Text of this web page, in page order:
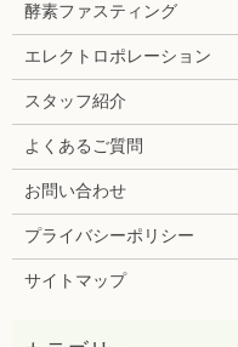
酵素ファスティング
エレクトロポレーション
スタッフ紹介
よくあるご質問
お問い合わせ
プライバシーポリシー
サイトマップ